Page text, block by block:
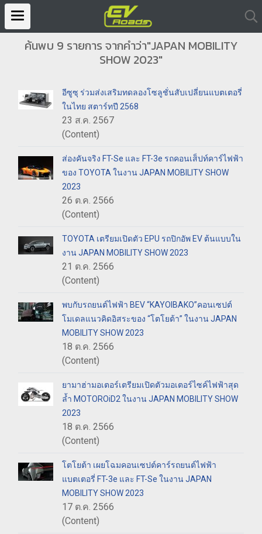
ค้นพบ 9 รายการ จากคำว่า"JAPAN MOBILITY
SHOW 2023"
อีซูซุ ร่วมส่งเสริมทดลองโซลูชั่นสับเปลี่ยนแบตเตอรี่
ในไทย สตาร์ทปี 2568
23 ส.ค. 2567
(Content)
ส่องคันจริง FT-Se และ FT-3e รถคอนเส็ปท์คาร์ไฟฟ้า
ของ TOYOTA ในงาน JAPAN MOBILITY SHOW
2023
26 ต.ค. 2566
(Content)
TOYOTA เตรียมเปิดตัว EPU รถปิกอัพ EV ต้นแบบใน
งาน JAPAN MOBILITY SHOW 2023
21 ต.ค. 2566
(Content)
พบกับรถยนต์ไฟฟ้า BEV “KAYOIBAKO”คอนเซปต์
โมเดลแนวคิดอิสระของ “โตโยต้า” ในงาน JAPAN
MOBILITY SHOW 2023
18 ต.ค. 2566
(Content)
ยามาฮ่ามอเตอร์เตรียมเปิดตัวมอเตอร์ไซค์ไฟฟ้าสุด
ล้ำ MOTOROiD2 ในงาน JAPAN MOBILITY SHOW
2023
18 ต.ค. 2566
(Content)
โตโยต้า เผยโฉมคอนเซปต์คาร์รถยนต์ไฟฟ้า
แบตเตอรี่ FT-3e และ FT-Se ในงาน JAPAN
MOBILITY SHOW 2023
17 ต.ค. 2566
(Content)